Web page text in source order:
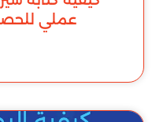
عملي